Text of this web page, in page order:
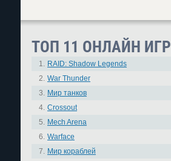
ТОП 11 ОНЛАЙН ИГР
1. RAID: Shadow Legends
2. War Thunder
3. Мир танков
4. Crossout
5. Mech Arena
6. Warface
7. Мир кораблей